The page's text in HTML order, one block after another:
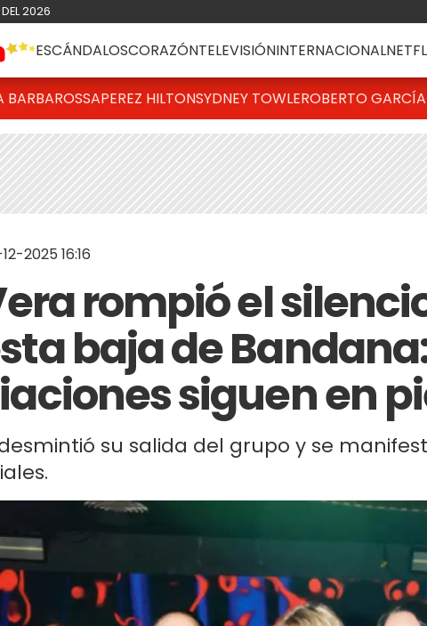
2026
ESCÁNDALOSCORAZÓNTELEVISIÓNINTERNACIONAL
BARBAROSSAPEREZ HILTONSYDNEY TOWLEROBERTO
2025 16:16
rompió el
baja de
siguen en
su salida del grupo y se